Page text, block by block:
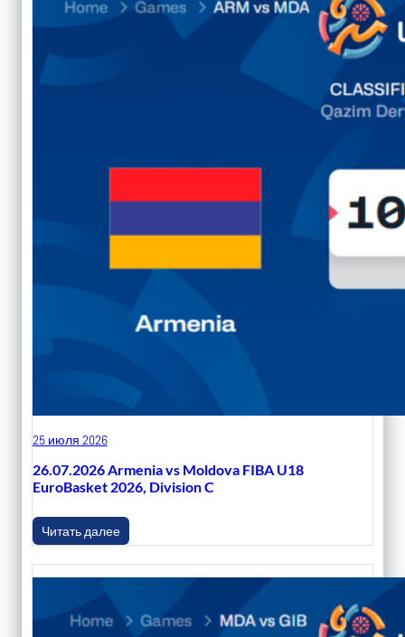
25 июля 2026
26.07.2026 Armenia vs Moldova FIBA U18
EuroBasket 2026, Division C
Читать далее